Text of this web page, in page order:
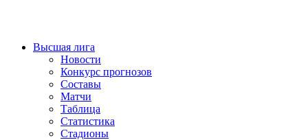
Высшая лига
Новости
Конкурс прогнозов
Составы
Матчи
Таблица
Статистика
Стадионы